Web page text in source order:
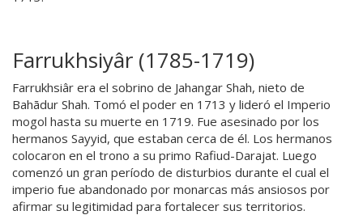
Farrukhsiyâr (1785-1719)
Farrukhsiâr era el sobrino de Jahangar Shah, nieto de
Bahādur Shah. Tomó el poder en 1713 y lideró el Imperio
mogol hasta su muerte en 1719. Fue asesinado por los
hermanos Sayyid, que estaban cerca de él. Los hermanos
colocaron en el trono a su primo Rafiud-Darajat. Luego
comenzó un gran período de disturbios durante el cual el
imperio fue abandonado por monarcas más ansiosos por
afirmar su legitimidad para fortalecer sus territorios.